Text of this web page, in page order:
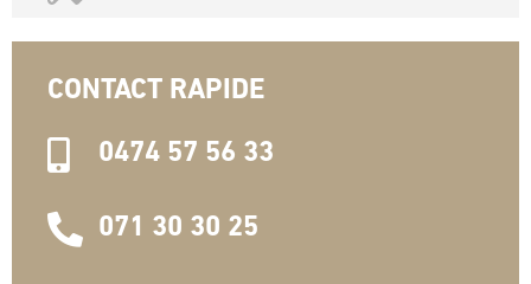
CONTACT RAPIDE
0474 57 56 33
071 30 30 25